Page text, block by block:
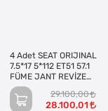
4 Adet SEAT ORIJINAL
7.5*17 5*112 ET51 57.1
FÜME JANT REVİZE
EDİLMİŞ (Takım)
29.100,00
28.100,01